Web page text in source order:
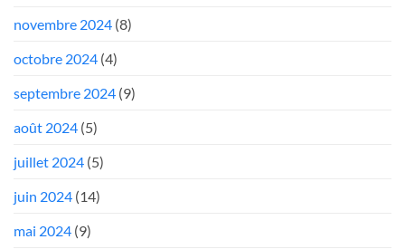
novembre 2024 (8)
octobre 2024 (4)
septembre 2024 (9)
août 2024 (5)
juillet 2024 (5)
juin 2024 (14)
mai 2024 (9)